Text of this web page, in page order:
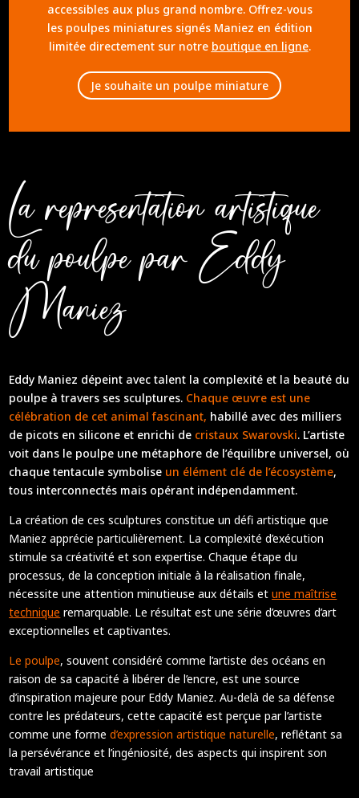
accessibles aux plus grand nombre. Offrez-vous
les poulpes miniatures signés Maniez en édition
limitée directement sur notre boutique en ligne.
Je souhaite un poulpe miniature
La representation artistique
du poulpe par Eddy
Maniez
Eddy Maniez dépeint avec talent la complexité et la beauté du
poulpe à travers ses sculptures. Chaque œuvre est une
célébration de cet animal fascinant, habillé avec des milliers
de picots en silicone et enrichi de cristaux Swarovski. L’artiste
voit dans le poulpe une métaphore de l’équilibre universel, où
chaque tentacule symbolise un élément clé de l’écosystème,
tous interconnectés mais opérant indépendamment.
La création de ces sculptures constitue un défi artistique que
Maniez apprécie particulièrement. La complexité d’exécution
stimule sa créativité et son expertise. Chaque étape du
processus, de la conception initiale à la réalisation finale,
nécessite une attention minutieuse aux détails etune maîtrise
technique remarquable. Le résultat est une série d’œuvres d’art
exceptionnelles et captivantes.
Le poulpe, souvent considéré comme l’artiste des océans en
raison de sa capacité à libérer de l’encre, est une source
d’inspiration majeure pour Eddy Maniez. Au-delà de sa défense
contre les prédateurs, cette capacité est perçue par l’artiste
comme une formed’expression artistique naturelle, reflétant sa
la persévérance et l’ingéniosité, des aspects qui inspirent son
travail artistique